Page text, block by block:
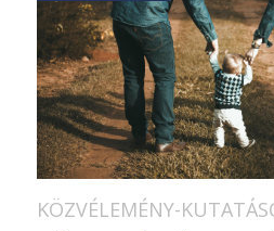
KÖZVÉLEMÉNY-